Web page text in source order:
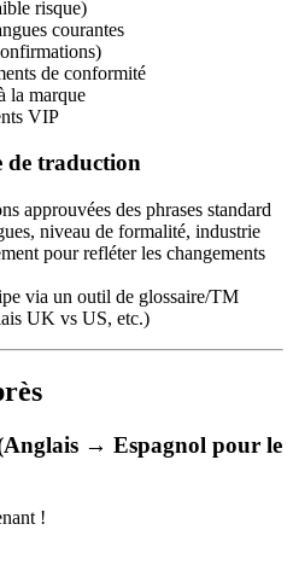
risque)
courantes
de conformité
la marque
VIP
de traduction
approuvées des phrases standard
niveau de formalité, industrie
pour refléter les changements
via un outil de glossaire/TM
UK vs US, etc.)
→ Espagnol pour le
!